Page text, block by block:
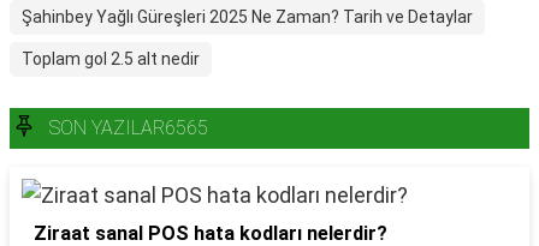
Şahinbey Yağlı Güreşleri 2025 Ne Zaman? Tarih ve Detaylar
Toplam gol 2.5 alt nedir
SON YAZILAR6565
Ziraat sanal POS hata kodları nelerdir?